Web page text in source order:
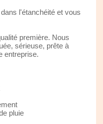
l'étanchéité et vous
première. Nous
sérieuse, prête à
entreprise.
pluie